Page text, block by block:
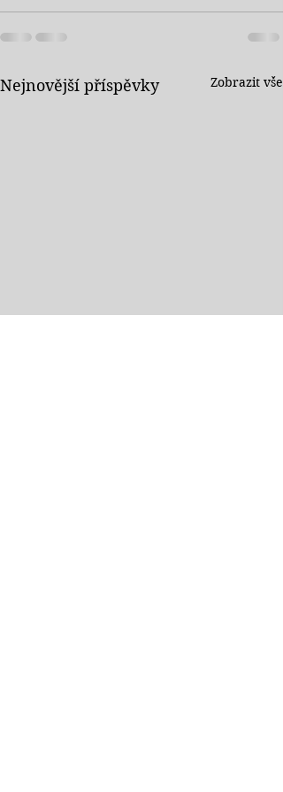
Nejnovější příspěvky Zobrazit vše